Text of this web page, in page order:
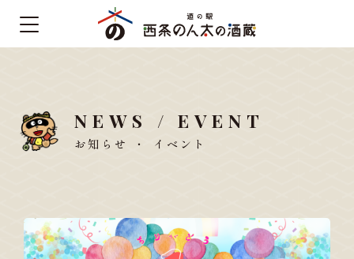
NEWS / EVENT
お知らせ ・ イベント